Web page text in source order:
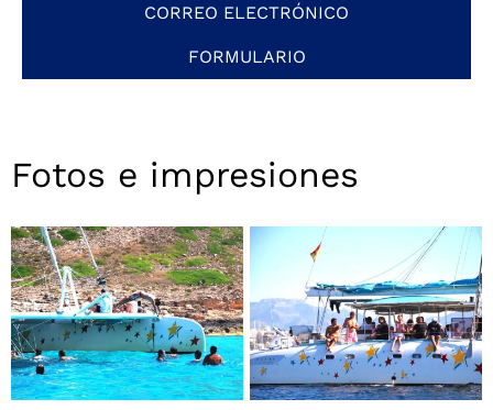
CORREO ELECTRÓNICO
FORMULARIO
Fotos e impresiones